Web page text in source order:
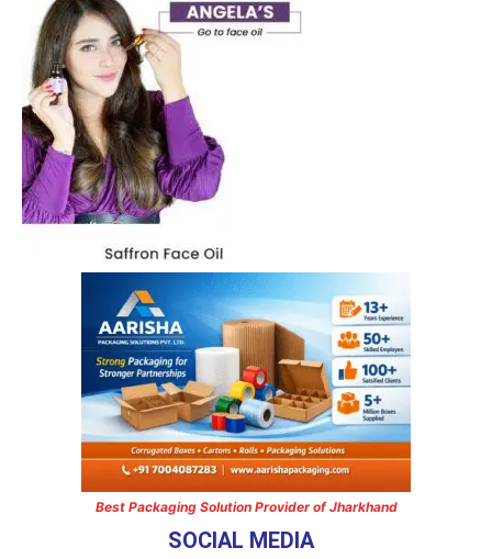
Best Packaging Solution Provider of Jharkhand
SOCIAL MEDIA